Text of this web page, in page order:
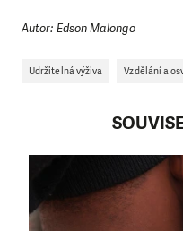
Autor: Edson Malongo
Udržitelná výživa Vzdělání a